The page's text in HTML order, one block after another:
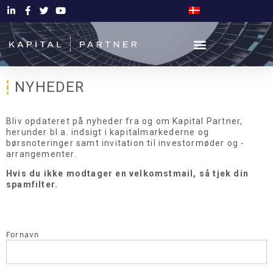
NYHEDER
Bliv opdateret på nyheder fra og om Kapital Partner,
herunder bl.a. indsigt i kapitalmarkederne og
børsnoteringer samt invitation til investormøder og -
arrangementer.
Hvis du ikke modtager en velkomstmail, så tjek din
spamfilter.
Fornavn